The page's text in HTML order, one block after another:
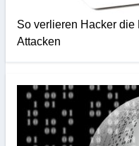
So verlieren Hacker die
Attacken